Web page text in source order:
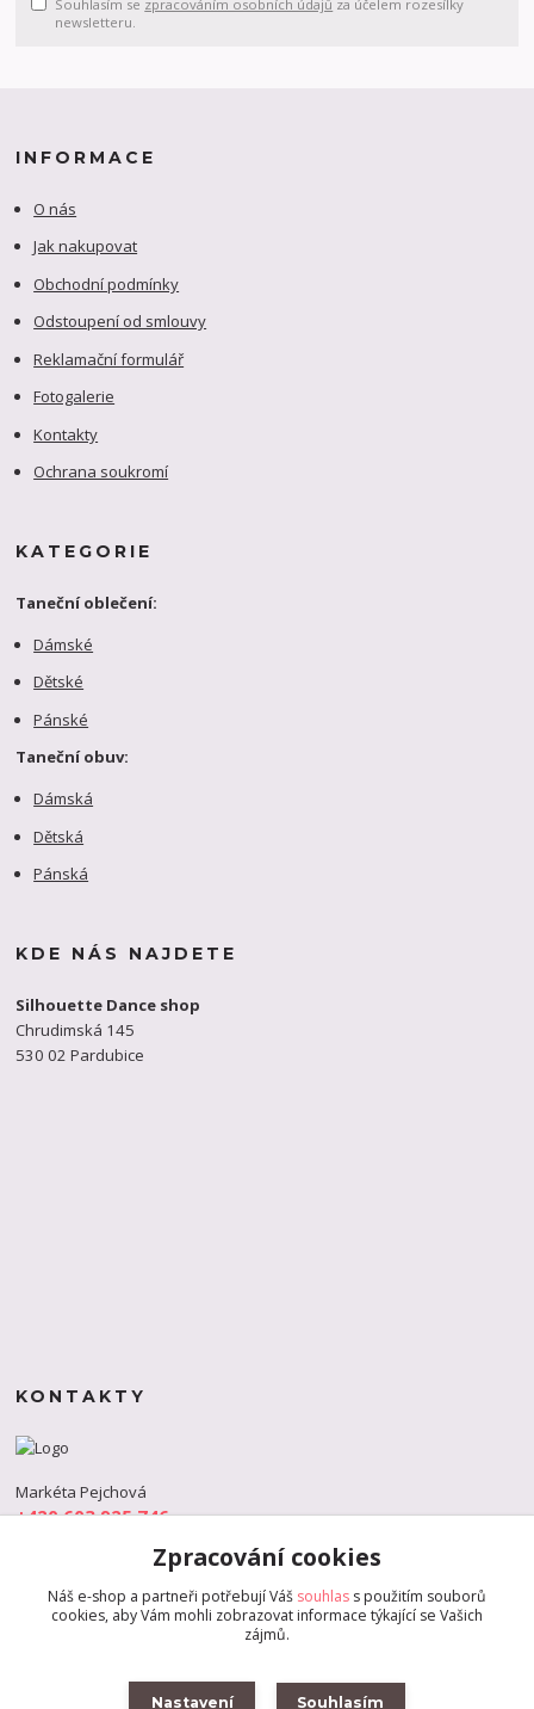
Souhlasím se zpracováním osobních údajů za účelem rozesílky
newsletteru.
INFORMACE
O nás
Jak nakupovat
Obchodní podmínky
Odstoupení od smlouvy
Reklamační formulář
Fotogalerie
Kontakty
Ochrana soukromí
KATEGORIE
Taneční oblečení:
Dámské
Dětské
Pánské
Taneční obuv:
Dámská
Dětská
Pánská
KDE NÁS NAJDETE
Silhouette Dance shop
Chrudimská 145
530 02 Pardubice
KONTAKTY
Markéta Pejchová
+420 603 925 746
info@s-dance.cz
Zpracování cookies
Náš e-shop a partneři potřebují Váš souhlas s použitím souborů
cookies, aby Vám mohli zobrazovat informace týkající se Vašich
zájmů.
Nastavení Souhlasím